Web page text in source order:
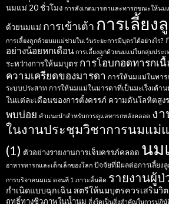
นมแม่ 20 ชั่วโมง การสังเกตมารดาและทารกขณะให้นม
ด้วยนมแม่ การเข้าเต้า การเลี้ย
การเลี้ยงลูกด้วยนมแม่ช่วยในเว้นระยะการมีบุตรได้อย่างไร?
อย่างน้อยหกเดือน การเลี้ยงลูกด้วยนมแม่ในกลุ่มประเ
ระหว่างการให้นมบุตร การโอบกอดทารกเ
ความเครียดของมารดา การให้นมแม่ในทา
ระบบประสาท การให้นมแม่ในมารดาที่เป็นมะเร็งเต้าน
ในแต่ละเดือนของการตั้งครรภ์ ความดันโลหิตสูง
พบบ่อย คำแนะนำสำหรับการดูแลทารกหลังคลอด ง
ในงานประชุมวิชาการนมแม่
(1) ตัวอย่างรายงานการเจ็บครรภ์คลอด นม
อาหารทารกและเด็กเล็กของโลก ปัจจัยที่มีผลต่อการเลี้ยง
การบริจาคนมแม่ ตอนที่ 1 ภาวะลิ้นติด รายงานผู้ป่
กำเนิดแบบฉุกเฉิน สตรีให้นมบุตรควรเสริมวิ
ฤทธิ์ทางชีวภาพในน้ำนม สิ่งใดเป็นสิ่งสำคัญในการปฏิ